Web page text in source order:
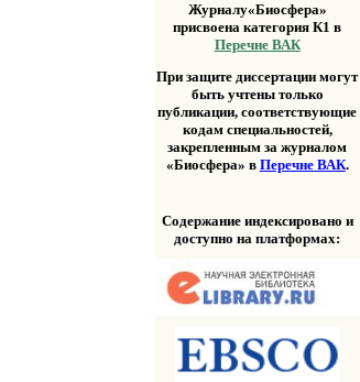
Журналу«Биосфера»
присвоена категория К1 в
Перечне ВАК
При защите диссертации могут
быть учтены только
публикации, соответствующие
кодам специальностей,
закрепленным за журналом
«Биосфера» в Перечне ВАК.
Содержание индексировано и
доступно на платформах: